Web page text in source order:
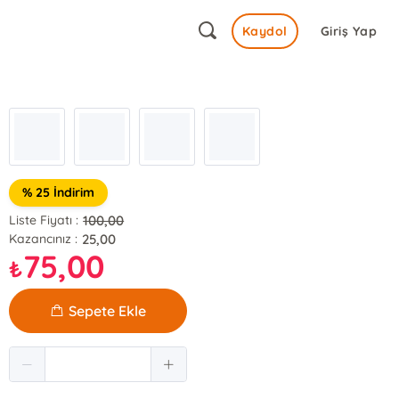
Giriş Yap
Kaydol
% 25 İndirim
Liste Fiyatı : 100,00
Kazancınız : 25,00
₺75,00
Sepete Ekle